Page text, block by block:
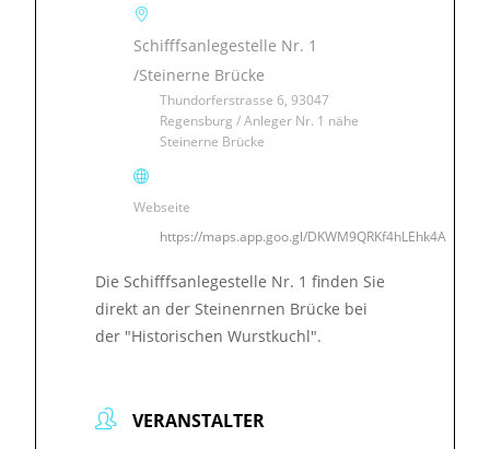
Schifffsanlegestelle Nr. 1
/Steinerne Brücke
Thundorferstrasse 6, 93047
Regensburg / Anleger Nr. 1 nähe
Steinerne Brücke
Webseite
https://maps.app.goo.gl/DKWM9QRKf4hLEhk4A
Die Schifffsanlegestelle Nr. 1 finden Sie
direkt an der Steinenrnen Brücke bei
der "Historischen Wurstkuchl".
VERANSTALTER